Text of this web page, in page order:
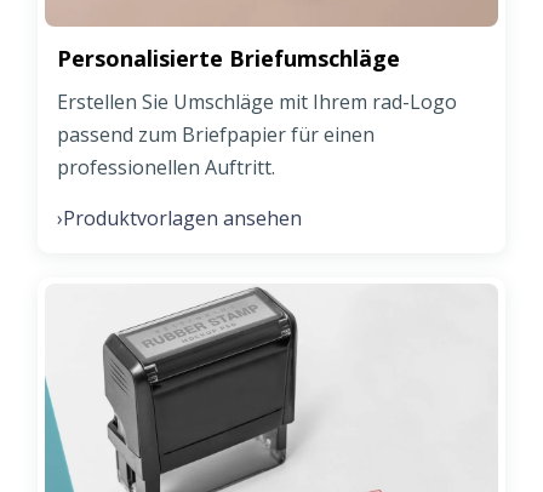
Personalisierte Briefumschläge
Erstellen Sie Umschläge mit Ihrem rad-Logo
passend zum Briefpapier für einen
professionellen Auftritt.
›Produktvorlagen ansehen